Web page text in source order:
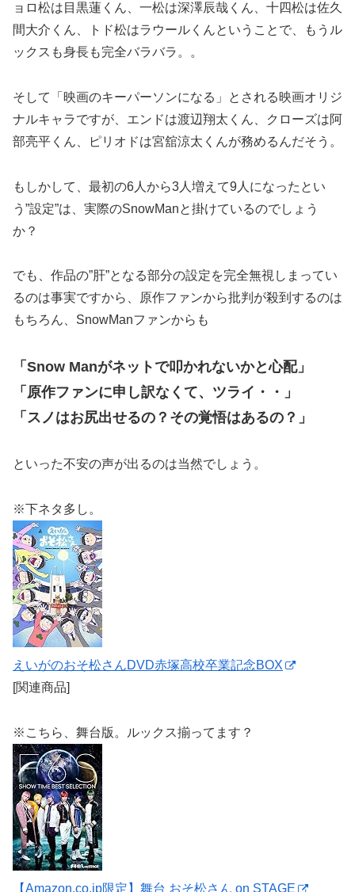
ョロ松は目黒蓮くん、一松は深澤辰哉くん、十四松は佐久
間大介くん、トド松はラウールくんということで、もうル
ックスも身長も完全バラバラ。。
そして「映画のキーパーソンになる」とされる映画オリジ
ナルキャラですが、エンドは渡辺翔太くん、クローズは阿
部亮平くん、ピリオドは宮舘涼太くんが務めるんだそう。
もしかして、最初の6人から3人増えて9人になったとい
う”設定”は、実際のSnowManと掛けているのでしょう
か？
でも、作品の”肝”となる部分の設定を完全無視しまってい
るのは事実ですから、原作ファンから批判が殺到するのは
もちろん、SnowManファンからも
「Snow Manがネットで叩かれないかと心配」
「原作ファンに申し訳なくて、ツライ・・」
「スノはお尻出せるの？その覚悟はあるの？」
といった不安の声が出るのは当然でしょう。
※下ネタ多し。
えいがのおそ松さんDVD赤塚高校卒業記念BOX
[関連商品]
※こちら、舞台版。ルックス揃ってます？
【Amazon.co.jp限定】舞台 おそ松さん on STAGE